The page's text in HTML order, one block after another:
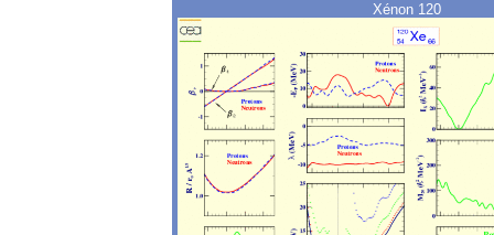
Xénon 120